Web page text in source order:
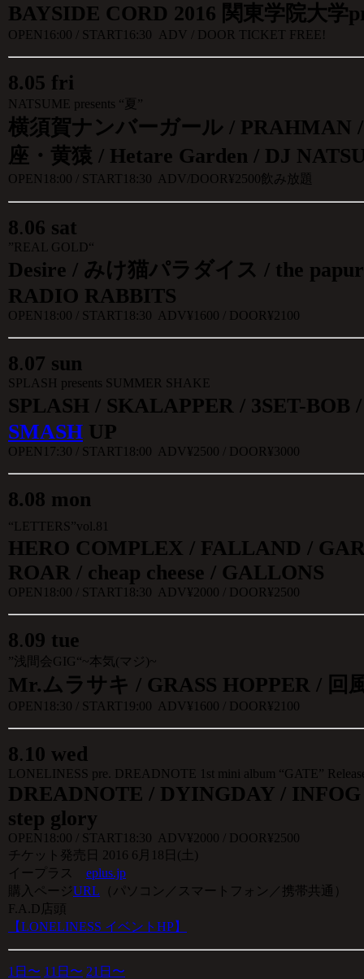
BAYSIDE CORD 2016 関東学院大学
OPEN16:00 / START16:30 ADV / DOOR TICKET FREE!
8.05 fri
NATSUME presents “夏”
横須賀ナンバーガール / PRAHMAN
座・黄猿 / Hetare Garden / DJ
OPEN18:00 / START18:30 ADV/DOOR¥2500飲み放題
8.06 sat
”REAL GOLD“
Desire / みけ猫パラダイス / the
RADIO RABBITS
OPEN18:00 / START18:30 ADV¥1600 / DOOR¥2100
8.07 sun
SPLASH presents SUMMER SHAKE
SPLASH / SKALAPPER / 3SET-BOB
SMASH UP
OPEN17:30 / START18:00 ADV¥2500 / DOOR¥3000
8.08 mon
“LETTERS”vol.81
HERO COMPLEX / FALLAND /
ROAR / cheap cheese / GALLONS
OPEN18:00 / START18:30 ADV¥2000 / DOOR¥2500
8.09 tue
”浅間会GIG“~本気(マジ)~
Mr.ムラサキ / GRASS HOPPER / 回
OPEN18:30 / START19:00 ADV¥1600 / DOOR¥2100
8.10 wed
LONELINESS pre. DREADNOTE 1st mini album “GATE”
DREADNOTE / DYINGDAY /
step glory
OPEN18:00 / START18:30 ADV¥2000 / DOOR¥2500
チケット発売日 2016 6月18日(土)
イープラス eplus.jp
購入ページURL （パソコン／スマートフォン／携帯共通）
F.A.D店頭
【LONELINESS イベントHP】
1日〜 11日〜 21日〜